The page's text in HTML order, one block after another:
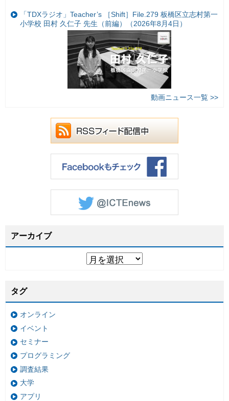
「TDXラジオ」Teacher’s ［Shift］File.279 板橋区立志村第一
小学校 田村 久仁子 先生（前編）（2026年8月4日）
動画ニュース一覧 >>
アーカイブ
タグ
オンライン
イベント
セミナー
プログラミング
調査結果
大学
アプリ